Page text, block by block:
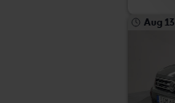
Aug 13